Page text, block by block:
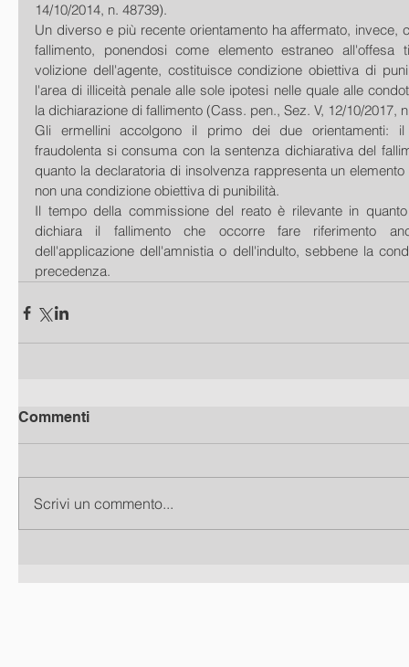
14/10/2014, n. 48739).
Un diverso e più recente orientamento ha affermato, invece,
fallimento, ponendosi come elemento estraneo
volizione dell'agente, costituisce condizione obiettiva di
l'area di illiceità penale alle sole ipotesi nelle quale alle
la dichiarazione di fallimento (Cass. pen., Sez. V, 12/10/2017,
Gli ermellini accolgono il primo dei due orientamenti:
fraudolenta si consuma con la sentenza dichiarativa del
quanto la declaratoria di insolvenza rappresenta un
non una condizione obiettiva di punibilità.
Il tempo della commissione del reato è rilevante in
dichiara il fallimento che occorre fare riferimento
dell'applicazione dell'amnistia o dell'indulto, sebbene la
precedenza.
Commenti
Scrivi un commento...